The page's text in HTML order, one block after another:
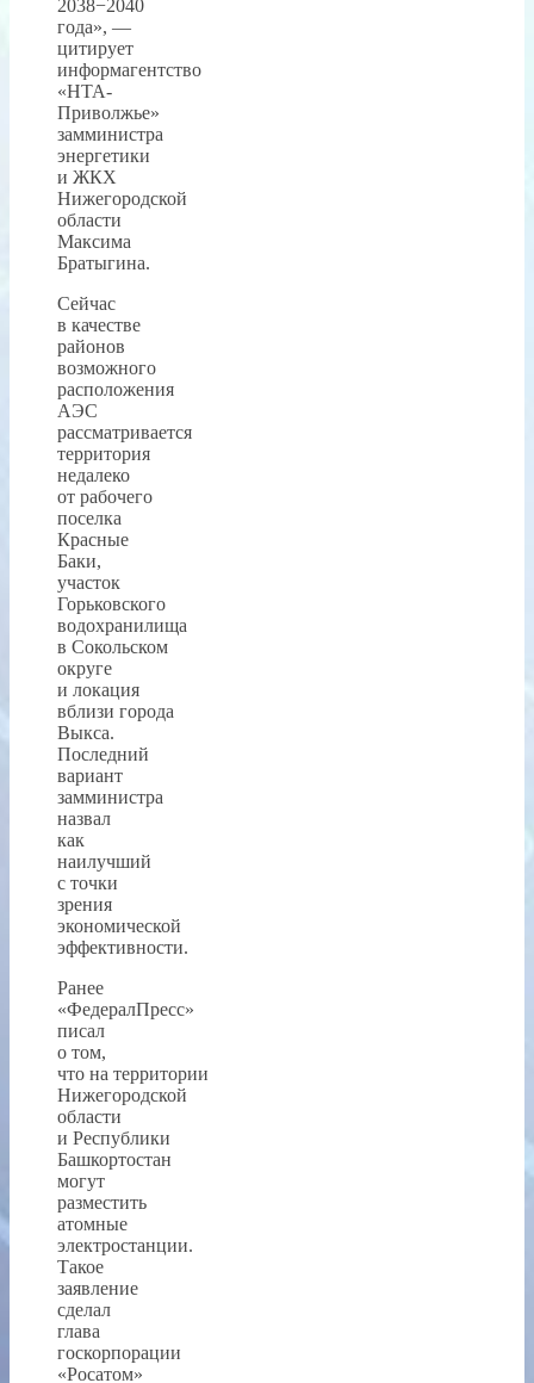
2038−2040
года», —
цитирует
информагентство
«НТА-
Приволжье»
замминистра
энергетики
и ЖКХ
Нижегородской
области
Максима
Братыгина.
Сейчас
в качестве
районов
возможного
расположения
АЭС
рассматривается
территория
недалеко
от рабочего
поселка
Красные
Баки,
участок
Горьковского
водохранилища
в Сокольском
округе
и локация
вблизи города
Выкса.
Последний
вариант
замминистра
назвал
как
наилучший
с точки
зрения
экономической
эффективности.
Ранее
«ФедералПресс»
писал
о том,
что на территории
Нижегородской
области
и Республики
Башкортостан
могут
разместить
атомные
электростанции.
Такое
заявление
сделал
глава
госкорпорации
«Росатом»